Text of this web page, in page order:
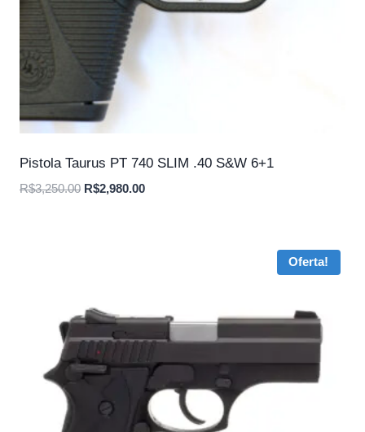
Pistola Taurus PT 740 SLIM .40 S&W 6+1
R$3,250.00 O
R$2,980.00O
Oferta!